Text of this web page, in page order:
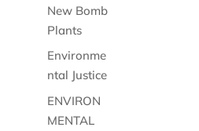
New Bomb
Plants
Environme
ntal Justice
ENVIRON
MENTAL